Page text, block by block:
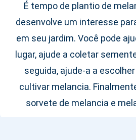
É tempo de plantio de
desenvolve um interesse
em seu jardim. Você pode
lugar, ajude a coletar
seguida, ajude-a a
cultivar melancia.
sorvete de melancia e